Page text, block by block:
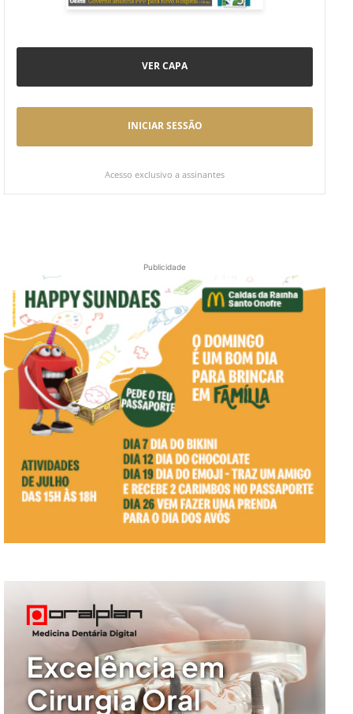
VER CAPA
INICIAR SESSÃO
Acesso exclusivo a assinantes
Publicidade